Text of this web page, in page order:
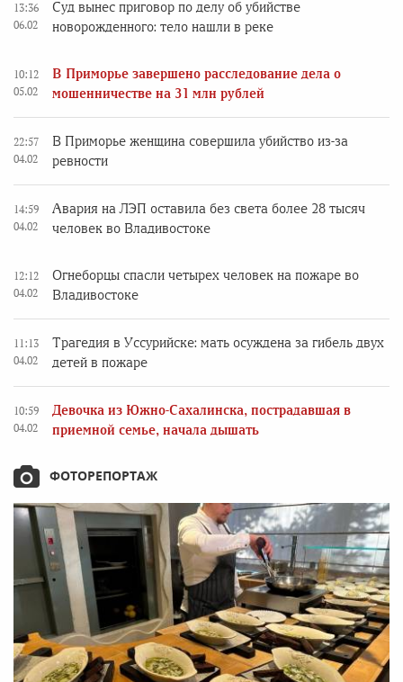
13:36
06.02
Суд вынес приговор по делу об убийстве
новорожденного: тело нашли в реке
10:12
05.02
В Приморье завершено расследование дела о
мошенничестве на 31 млн рублей
22:57
04.02
В Приморье женщина совершила убийство из-за
ревности
14:59
04.02
Авария на ЛЭП оставила без света более 28 тысяч
человек во Владивостоке
12:12
04.02
Огнеборцы спасли четырех человек на пожаре во
Владивостоке
11:13
04.02
Трагедия в Уссурийске: мать осуждена за гибель двух
детей в пожаре
10:59
04.02
Девочка из Южно-Сахалинска, пострадавшая в
приемной семье, начала дышать
ФОТОРЕПОРТАЖ